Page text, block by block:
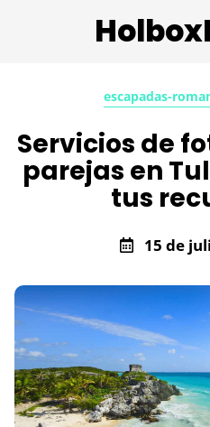
escapadas-
Servicios de
parejas en
tus
15 de